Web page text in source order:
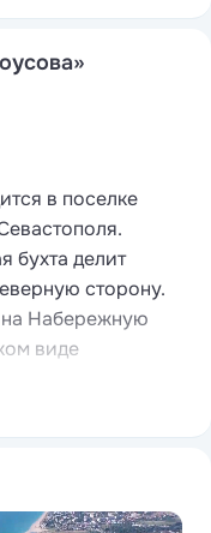
в поселке
бухта делит
сторону.
на Набережную
виде
Это